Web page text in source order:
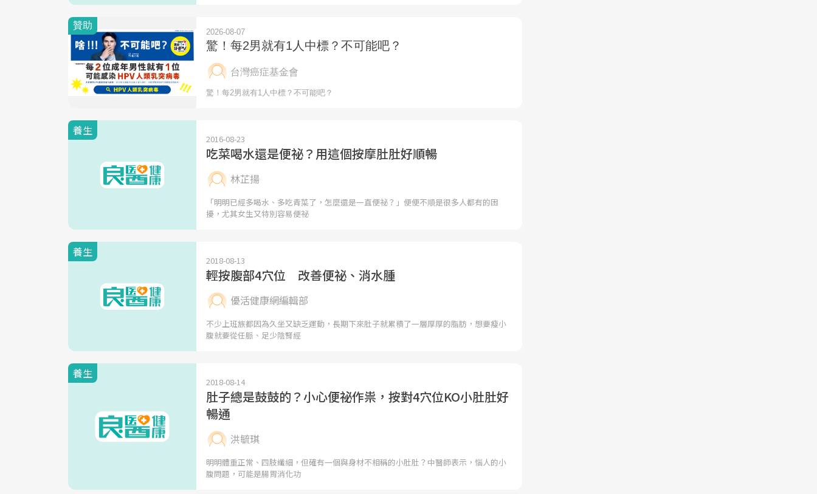
養生
2016-08-23
吃菜喝水還是便祕？用這個按摩肚肚好順暢
林芷揚
「明明已經多喝水、多吃青菜了，怎麼還是一直便祕？」便便不順是很多人都有的困
擾，尤其女生又特別容易便祕
養生
2018-08-13
輕按腹部4穴位 改善便祕、消水腫
優活健康網編輯部
不少上班族都因為久坐又缺乏運動，長期下來肚子就累積了一層厚厚的脂肪，想要瘦小
腹就要從任脈、足少陰腎經
養生
2018-08-14
肚子總是鼓鼓的？小心便祕作祟，按對4穴位KO小肚肚好
暢通
洪毓琪
明明體重正常、四肢纖細，但確有一個與身材不相稱的小肚肚？中醫師表示，惱人的小
腹問題，可能是腸胃消化功